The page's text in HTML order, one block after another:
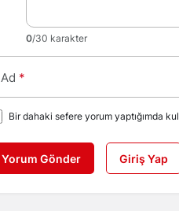
0/30 karakter
Ad *
Bir dahaki sefere yorum yaptığımda
Yorum Gönder Giriş Yap